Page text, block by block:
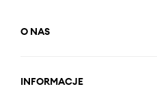
O NAS
INFORMACJE